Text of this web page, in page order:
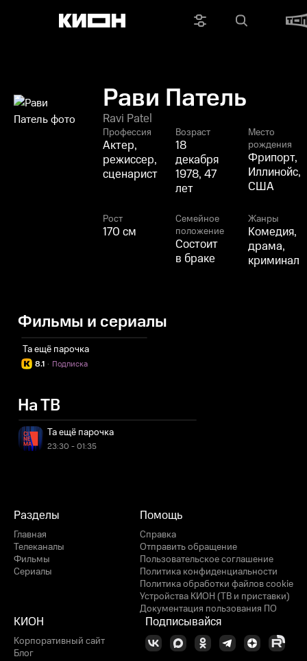
Рави Патель
Ravi Patel
Профессия
Актер,
режиссер,
сценарист
Возраст
18
декабря
1978, 47
лет
Место
рождения
Фрипорт,
Иллинойс,
США
Рост
170 см
Семейное
положение
Состоит
в браке
Жанры
Комедия,
драма,
криминал
Фильмы и сериалы
Та ещё парочка
8.1 Подписка
·
На ТВ
Та ещё парочка
23:30 - 01:35
Разделы
Главная
Телеканалы
Фильмы
Сериалы
Помощь
Справка
Отправить обращение
Пользовательское соглашение
Политика конфиденциальности
Политика обработки файлов cookie
Устройства КИОН (ТВ и приставки)
Документация пользования ПО
КИОН
Корпоративный сайт
Блог
Подписывайся